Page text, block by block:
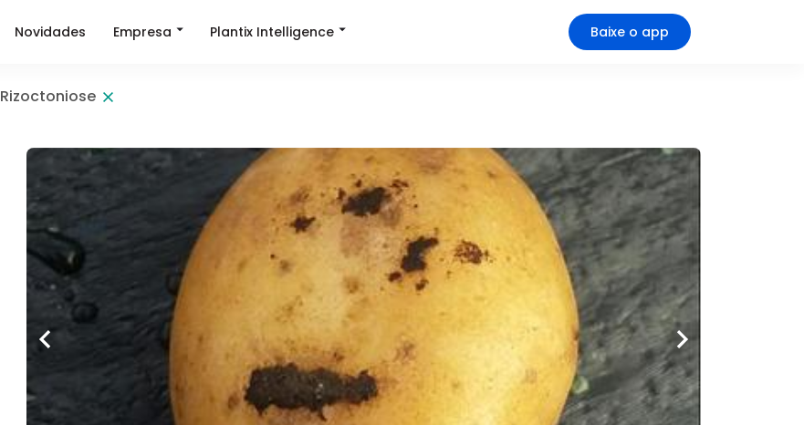
Novidades Empresa Plantix Intelligence Baixe o app
Rizoctoniose